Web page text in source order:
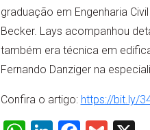
graduação em Engenharia
Becker. Lays acompanhou
também era técnica em
Fernando Danziger na
Confira o artigo: https://bit.ly/